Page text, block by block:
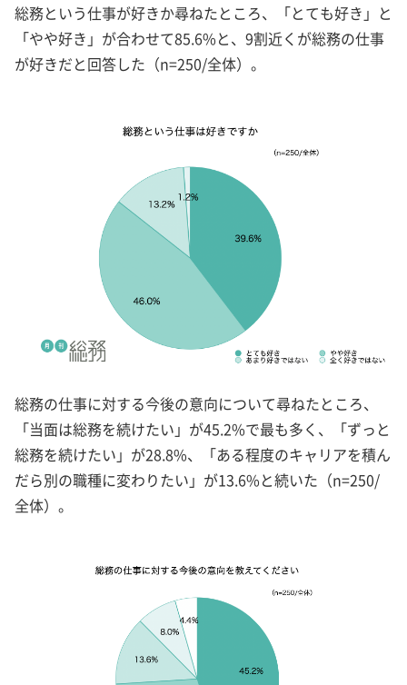
総務という仕事が好きか尋ねたところ、「とても好き」と
「やや好き」が合わせて85.6%と、9割近くが総務の仕事
が好きだと回答した（n=250/全体）。
総務の仕事に対する今後の意向について尋ねたところ、
「当面は総務を続けたい」が45.2%で最も多く、「ずっと
総務を続けたい」が28.8%、「ある程度のキャリアを積ん
だら別の職種に変わりたい」が13.6%と続いた（n=250/
全体）。